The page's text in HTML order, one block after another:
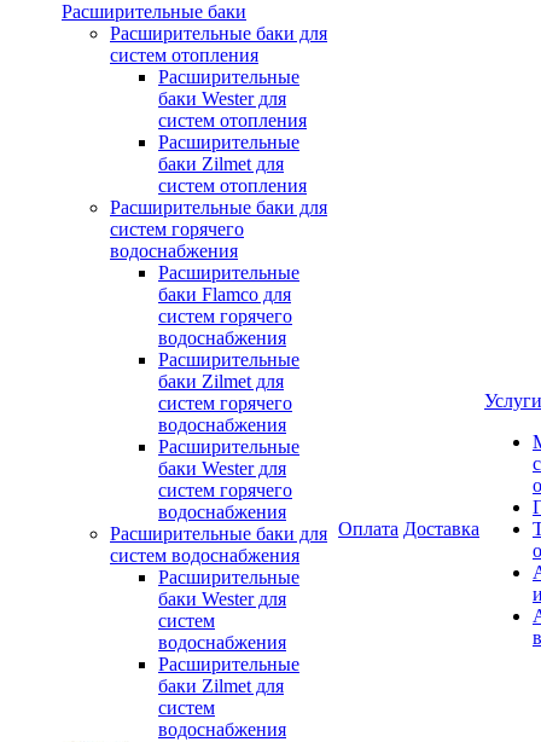
Расширительные баки
Расширительные баки для
систем отопления
Расширительные
баки Wester для
систем отопления
Расширительные
баки Zilmet для
систем отопления
Расширительные баки для
систем горячего
водоснабжения
Расширительные
баки Flamco для
систем горячего
водоснабжения
Расширительные
баки Zilmet для
систем горячего
водоснабжения
Расширительные
баки Wester для
систем горячего
водоснабжения
Расширительные баки для
систем водоснабжения
Расширительные
баки Wester для
систем
водоснабжения
Расширительные
баки Zilmet для
систем
водоснабжения
Оплата Доставка
Услуги